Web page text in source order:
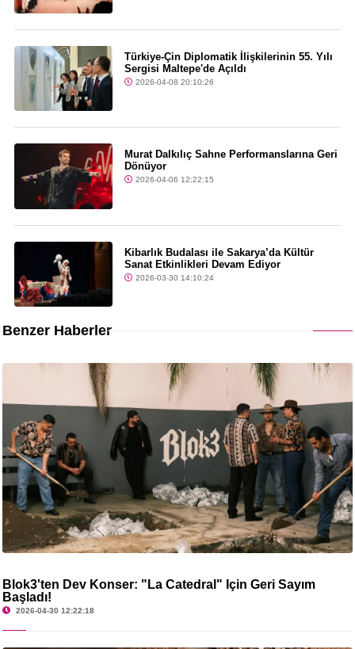
Türkiye-Çin Diplomatik İlişkilerinin 55. Yılı
Sergisi Maltepe'de Açıldı
2026-04-08 20:10:26
Murat Dalkılıç Sahne Performanslarına Geri
Dönüyor
2026-04-06 12:22:15
Kibarlık Budalası ile Sakarya’da Kültür
Sanat Etkinlikleri Devam Ediyor
2026-03-30 14:10:24
Benzer Haberler
Blok3'ten Dev Konser: "La Catedral" İçin Geri Sayım
Başladı!
2026-04-30 12:22:18